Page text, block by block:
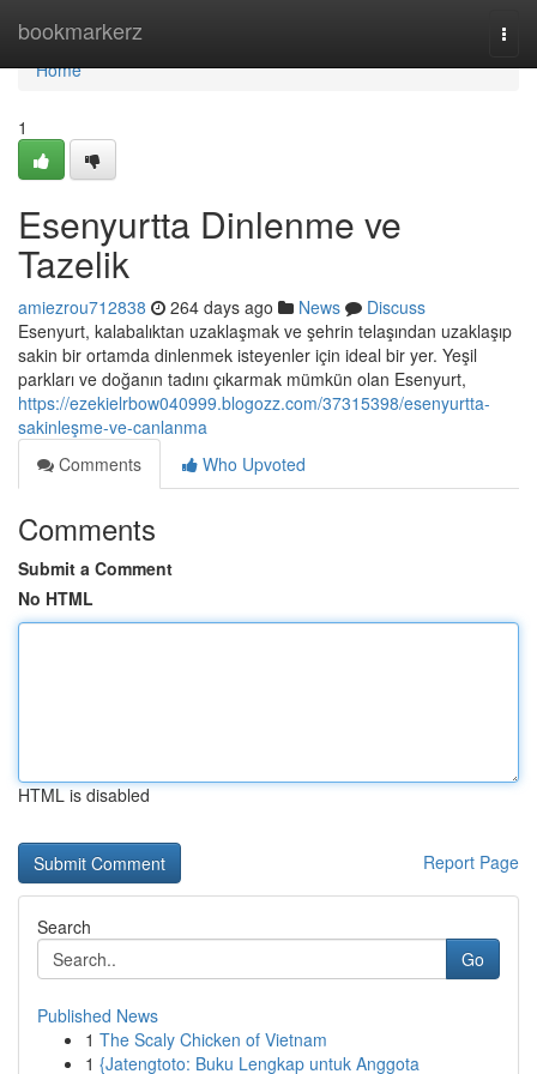
bookmarkerz
Home
Home
1
Esenyurtta Dinlenme ve
Tazelik
amiezrou712838 264 days ago News
Discuss
Esenyurt, kalabalıktan uzaklaşmak ve şehrin telaşından uzaklaşıp
sakin bir ortamda dinlenmek isteyenler için ideal bir yer. Yeşil
parkları ve doğanın tadını çıkarmak mümkün olan Esenyurt,
https://ezekielrbow040999.blogozz.com/37315398/esenyurtta-
sakinleşme-ve-canlanma
Comments
Who Upvoted
Comments
Submit a Comment
No HTML
HTML is disabled
Report Page
Search
Go
Published News
1 The Scaly Chicken of Vietnam
1 {Jatengtoto: Buku Lengkap untuk Anggota